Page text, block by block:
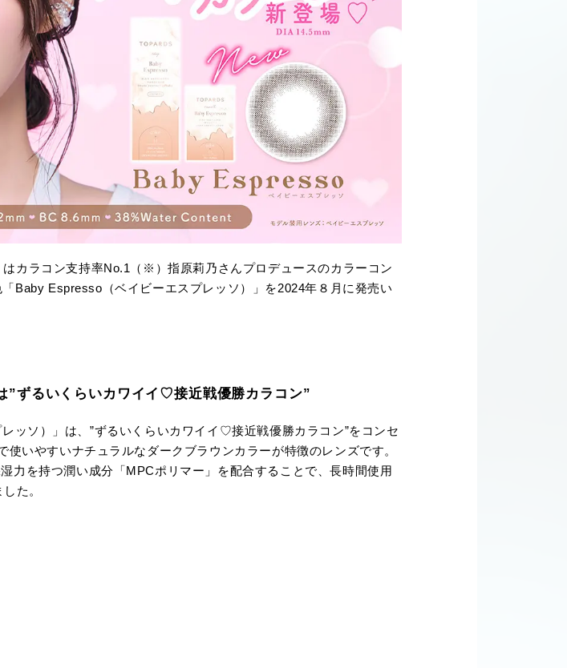
カラコン支持率No.1（※）指原莉乃さんプロデュースのカラーコン
Baby Espresso（ベイビーエスプレッソ）」を2024年８月に発売い
”ずるいくらいカワイイ♡接近戦優勝カラコン”
ッソ）」は、”ずるいくらいカワイイ♡接近戦優勝カラコン”をコンセ
いやすいナチュラルなダークブラウンカラーが特徴のレンズです。
力を持つ潤い成分「MPCポリマー」を配合することで、長時間使用
た。